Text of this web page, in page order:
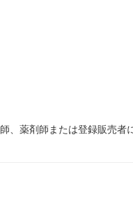
、薬剤師または登録販売者